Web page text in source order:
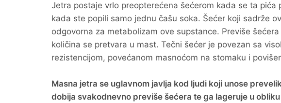
Jetra postaje vrlo preopterećena šećerom kada se ta
kada ste popili samo jednu čašu soka. Šećer koji sadrže
odgovorna za metabolizam ove supstance. Previše
količina se pretvara u mast. Tečni šećer je povezan sa
rezistencijom, povećanom masnoćom na stomaku i
Masna jetra se uglavnom javlja kod ljudi koji unose
dobija svakodnevno previše šećera te ga lageruje u